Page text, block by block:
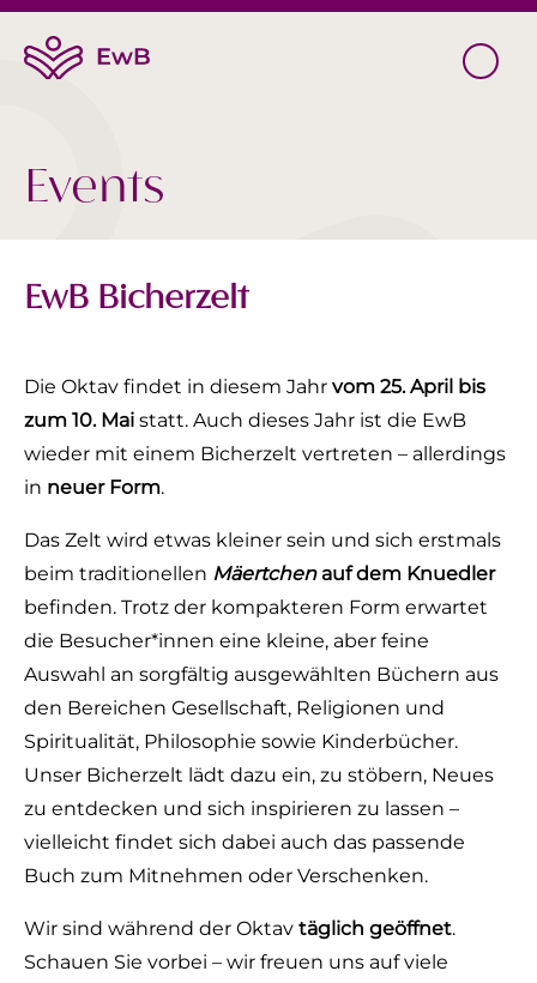
Events
EwB Bicherzelt
Die Oktav findet in diesem Jahr vom 25. April bis
zum 10. Mai statt. Auch dieses Jahr ist die EwB
wieder mit einem Bicherzelt vertreten – allerdings
in neuer Form.
Das Zelt wird etwas kleiner sein und sich erstmals
beim traditionellen Mäertchenauf dem Knuedler
befinden. Trotz der kompakteren Form erwartet
die Besucher*innen eine kleine, aber feine
Auswahl an sorgfältig ausgewählten Büchern aus
den Bereichen Gesellschaft, Religionen und
Spiritualität, Philosophie sowie Kinderbücher.
Unser Bicherzelt lädt dazu ein, zu stöbern, Neues
zu entdecken und sich inspirieren zu lassen –
vielleicht findet sich dabei auch das passende
Buch zum Mitnehmen oder Verschenken.
Wir sind während der Oktav täglich geöffnet.
Schauen Sie vorbei – wir freuen uns auf viele